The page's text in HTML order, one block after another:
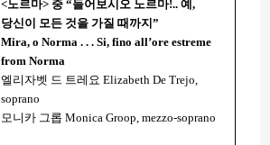
<노르마> 중 “들어보시오 노르마!..예,
당신이 모든 것을 가질 때까지”
Mira, o Norma . . . Si, fino all’ore estreme
from Norma
엘리자벳 드 트레요 Elizabeth De Trejo,
soprano
모니카 그롭 Monica Groop, mezzo-soprano